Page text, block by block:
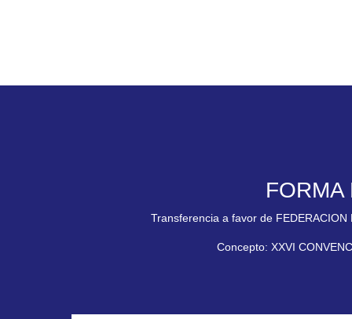
FORMA
Transferencia a favor de FEDERACION
Concepto: XXVI